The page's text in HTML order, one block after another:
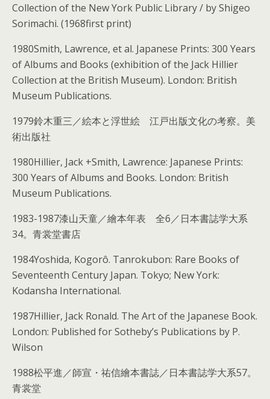
Collection of the New York Public Library / by Shigeo
Sorimachi. (1968first print)
1980Smith, Lawrence, et al. Japanese Prints: 300 Years
of Albums and Books (exhibition of the Jack Hillier
Collection at the British Museum). London: British
Museum Publications.
1979鈴木重三／絵本と浮世絵 江戸出版文化の考察。美
術出版社
1980Hillier, Jack +Smith, Lawrence: Japanese Prints:
300 Years of Albums and Books. London: British
Museum Publications.
1983-1987漆山天童／繪本年表 全6／日本書誌学大系
34。青裳堂書店
1984Yoshida, Kogorô. Tanrokubon: Rare Books of
Seventeenth Century Japan. Tokyo; New York:
Kodansha International.
1987Hillier, Jack Ronald. The Art of the Japanese Book.
London: Published for Sotheby’s Publications by P.
Wilson
1988松平進／師宣・祐信繪本書誌／日本書誌学大系57。
青裳堂